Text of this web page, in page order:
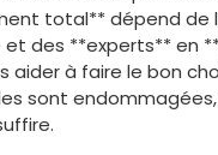
total** dépend de
des **experts** en
aider à faire le bon
sont